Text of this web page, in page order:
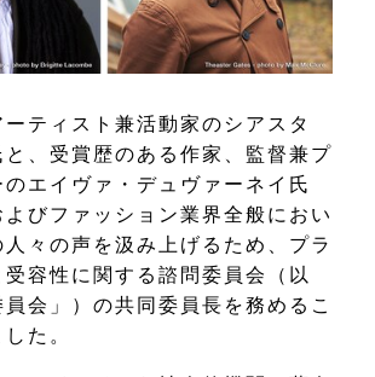
ティスト兼活動家のシアスタ
、受賞歴のある作家、監督兼プ
のエイヴァ・デュヴァーネイ氏
びファッション業界全般におい
々の声を汲み上げるため、プラ
受容性に関する諮問委員会（以
会」）の共同委員長を務めるこ
た。